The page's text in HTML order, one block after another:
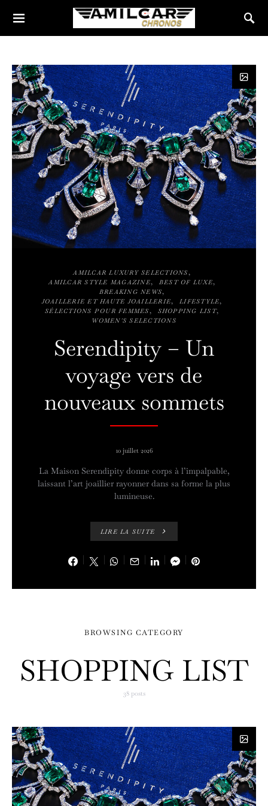
AMILCAR LUXURY SELECTIONS
AMILCAR STYLE MAGAZINE
BEST OF LUXE
BREAKING NEWS
JOAILLERIE ET HAUTE JOAILLERIE
LIFESTYLE
SÉLECTIONS POUR FEMMES
SHOPPING LIST
WOMEN'S SELECTIONS
Serendipity – Un
voyage vers de
nouveaux sommets
10 juillet 2026
La Maison Serendipity donne corps à l’impalpable,
laissant l’art joaillier rayonner dans sa forme la plus
lumineuse.
LIRE LA SUITE
BROWSING CATEGORY
SHOPPING LIST
38 posts